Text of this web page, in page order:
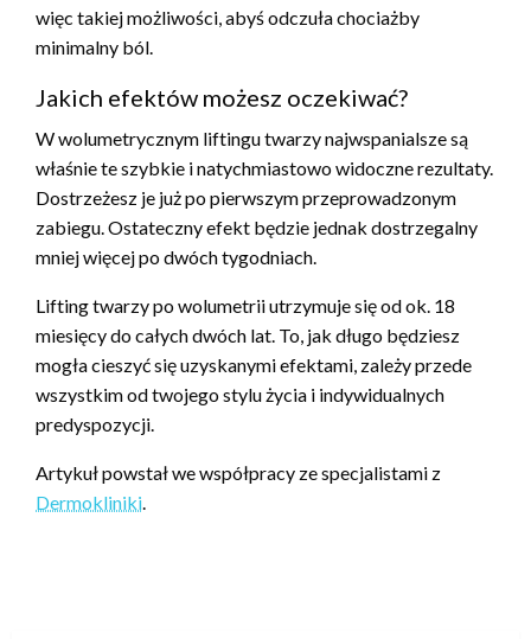
więc takiej możliwości, abyś odczuła chociażby
minimalny ból.
Jakich efektów możesz oczekiwać?
W wolumetrycznym liftingu twarzy najwspanialsze są
właśnie te szybkie i natychmiastowo widoczne rezultaty.
Dostrzeżesz je już po pierwszym przeprowadzonym
zabiegu. Ostateczny efekt będzie jednak dostrzegalny
mniej więcej po dwóch tygodniach.
Lifting twarzy po wolumetrii utrzymuje się od ok. 18
miesięcy do całych dwóch lat. To, jak długo będziesz
mogła cieszyć się uzyskanymi efektami, zależy przede
wszystkim od twojego stylu życia i indywidualnych
predyspozycji.
Artykuł powstał we współpracy ze specjalistami z
Dermokliniki